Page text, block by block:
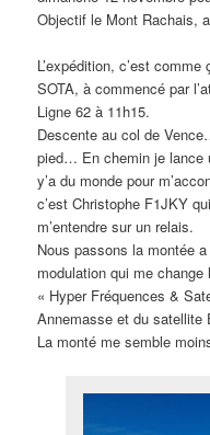
Objectif le Mont Rachais,
L’expédition, c’est
SOTA, à commencé par
Ligne 62 à 11h15.
Descente au col de
pied… En chemin je lance
y’a du monde pour
c’est Christophe F1JKY
m’entendre sur un relais.
Nous passons la montée
modulation qui me
« Hyper Fréquences &
Annemasse et du satellite
La monté me semble